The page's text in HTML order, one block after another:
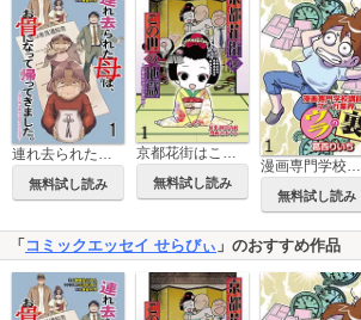
無料試し読み 無料試し読み
漫画専門学校講師のマンガ業界ウラの裏 【せらびぃ連載版】
無料試し読み
「 コミックエッセイ せらびぃ 」のおすすめ作品